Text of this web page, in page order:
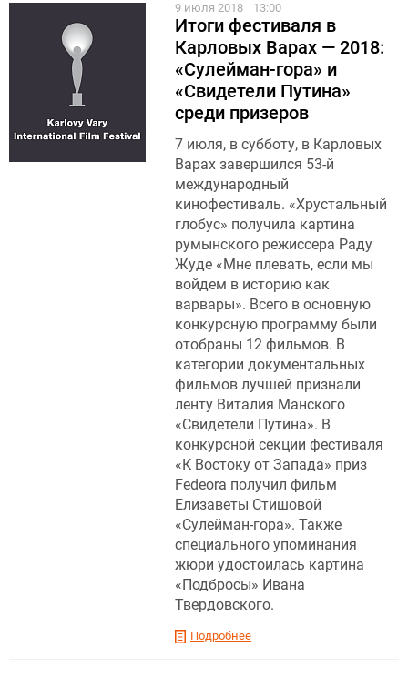
9 июля 2018 13:00
Итоги фестиваля в
Карловых Варах — 2018:
«Сулейман-гора» и
«Свидетели Путина»
среди призеров
7 июля, в субботу, в Карловых
Варах завершился 53-й
международный
кинофестиваль. «Хрустальный
глобус» получила картина
румынского режиссера Раду
Жуде «Мне плевать, если мы
войдем в историю как
варвары». Всего в основную
конкурсную программу были
отобраны 12 фильмов. В
категории документальных
фильмов лучшей признали
ленту Виталия Манского
«Свидетели Путина». В
конкурсной секции фестиваля
«К Востоку от Запада» приз
Fedeora получил фильм
Елизаветы Стишовой
«Сулейман-гора». Также
специального упоминания
жюри удостоилась картина
«Подбросы» Ивана
Твердовского.
Подробнее